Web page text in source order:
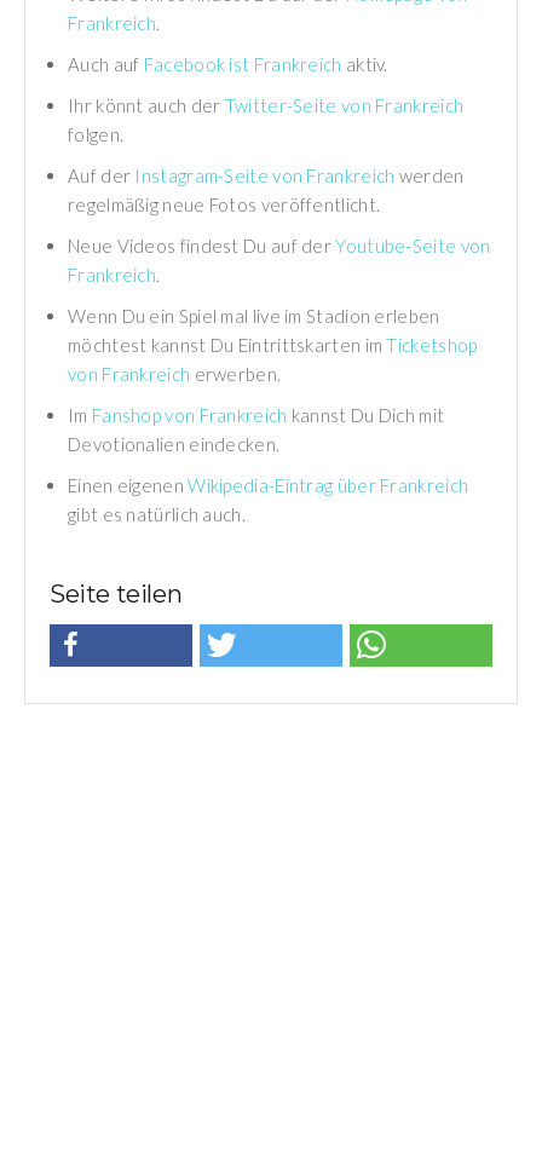
Frankreich.
Auch auf Facebook ist Frankreich aktiv.
Ihr könnt auch der Twitter-Seite von Frankreich
folgen.
Auf der Instagram-Seite von Frankreich werden
regelmäßig neue Fotos veröffentlicht.
Neue Videos findest Du auf derYoutube-Seite von
Frankreich.
Wenn Du ein Spiel mal live im Stadion erleben
möchtest kannst Du Eintrittskarten imTicketshop
von Frankreich erwerben.
Im Fanshop von Frankreich kannst Du Dich mit
Devotionalien eindecken.
Einen eigenenWikipedia-Eintrag über Frankreich
gibt es natürlich auch.
Seite teilen